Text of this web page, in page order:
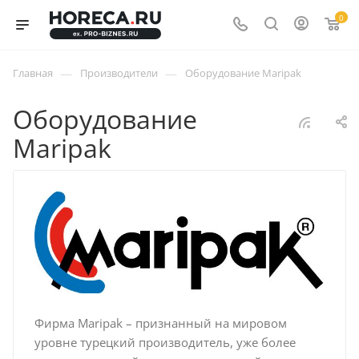
0
Главная — Производители — Оборудование Maripak
Оборудование
Maripak
Фирма Maripak – признанный на мировом
уровне турецкий производитель, уже более